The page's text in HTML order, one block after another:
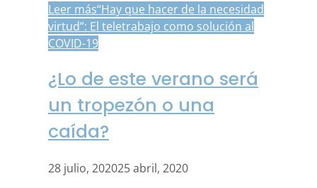
Leer más“Hay que hacer de la necesidad
virtud”: El teletrabajo como solución al
COVID-19
¿Lo de este verano será
un tropezón o una
caída?
28 julio, 202025 abril, 2020